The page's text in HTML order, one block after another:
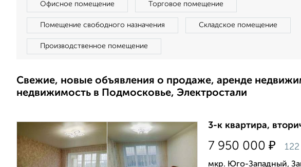
Офисное помещение Торговое помещение
Помещение свободного назначения Складское помещение
Производственное помещение
Свежие, новые объявления о продаже, аренде
недвижимость в Подмосковье, Электростали
3-к квартира,
7 950 000 ₽
мкр. Юго-Западный,